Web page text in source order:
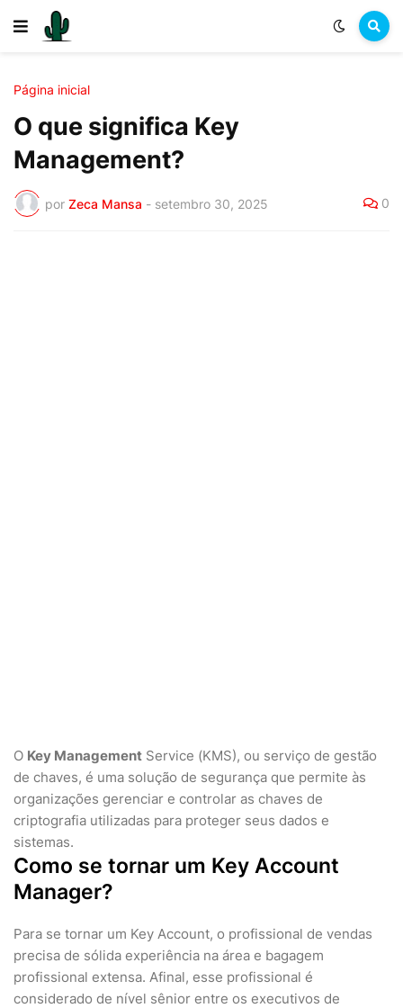
Página inicial
O que significa Key
Management?
por Zeca Mansa - setembro 30, 2025 0
O Key Management Service (KMS), ou serviço de gestão
de chaves, é uma solução de segurança que permite às
organizações gerenciar e controlar as chaves de
criptografia utilizadas para proteger seus dados e
sistemas.
Como se tornar um Key Account
Manager?
Para se tornar um Key Account, o profissional de vendas
precisa de sólida experiência na área e bagagem
profissional extensa. Afinal, esse profissional é
considerado de nível sênior entre os executivos de